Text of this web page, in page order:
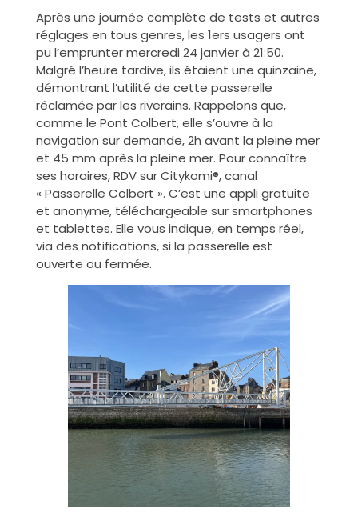
Après une journée complète de tests et autres
réglages en tous genres, les 1ers usagers ont
pu l’emprunter mercredi 24 janvier à 21:50.
Malgré l’heure tardive, ils étaient une quinzaine,
démontrant l’utilité de cette passerelle
réclamée par les riverains. Rappelons que,
comme le Pont Colbert, elle s’ouvre à la
navigation sur demande, 2h avant la pleine mer
et 45 mm après la pleine mer. Pour connaître
ses horaires, RDV sur Citykomi®, canal
« Passerelle Colbert ». C’est une appli gratuite
et anonyme, téléchargeable sur smartphones
et tablettes. Elle vous indique, en temps réel,
via des notifications, si la passerelle est
ouverte ou fermée.